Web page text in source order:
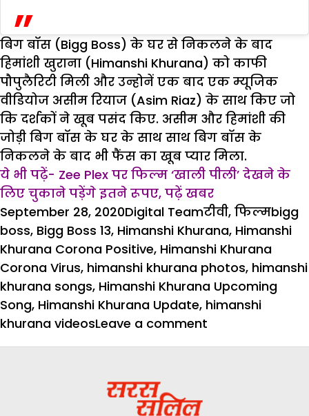
बिग बॉस (Bigg Boss) के घर से निकलने के बाद
हिमांशी खुराना (Himanshi Khurana) को काफी
पौपुलैरिटी मिली और उन्होनें एक बाद एक म्यूजिक
वीडियोज असीम रियाज (Asim Riaz) के साथ किए जो
कि दर्शकों ने खूब पसंद किए. असीम और हिमांशी की
जोड़ी बिग बॉस के घर के साथ साथ बिग बॉस के
निकलने के बाद भी फैंस का खूब प्यार मिला.
ये भी पढ़ें- Zee Plex पर फिल्म ‘खाली पीली’ देखने के
लिए चुकाने पड़ेंगे इतने रूपए, पढ़ें खबर
Posted
on
September 28, 2020Author
Digital TeamCategories
टीवी, फिल्मTags
bigg
boss, Bigg Boss 13, Himanshi Khurana, Himanshi
Khurana Corona Positive, Himanshi Khurana
Corona Virus, himanshi khurana photos, himanshi
khurana songs, Himanshi Khurana Upcoming
Song, Himanshi Khurana Update, himanshi
khurana videosLeave a comment